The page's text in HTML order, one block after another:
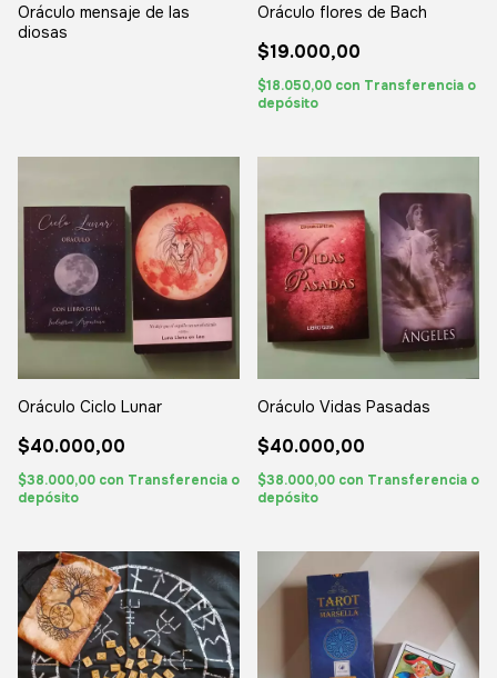
Oráculo mensaje de las
diosas
Oráculo flores de Bach
$19.000,00
$18.050,00 con Transferencia o
depósito
Oráculo Ciclo Lunar
$40.000,00
$38.000,00 con Transferencia o
depósito
Oráculo Vidas Pasadas
$40.000,00
$38.000,00 con Transferencia o
depósito